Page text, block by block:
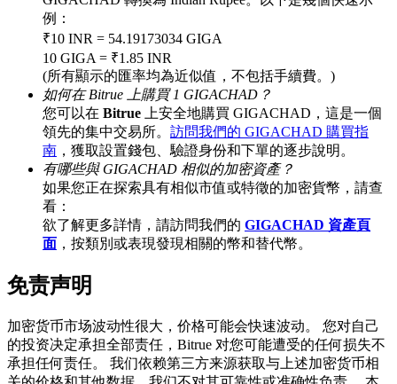
BTC 專享獎勵
充值並交易BTC瓜分 25,000 USDT 獎池！
充值CASHCAT & 赢取
瓜分 500000 CASHCAT 獎池
BitMart 用戶遷移專享
註冊&交易贏 500,000 USDT
例：
₹10 INR = 54.19173034 GIGA
10 GIGA = ₹1.85 INR
(所有顯示的匯率均為近似值，不包括手續費。)
如何在 Bitrue 上購買 1 GIGACHAD？
您可以在 Bitrue 上安全地購買 GIGACHAD，這是一個
領先的集中交易所。 訪問我們的 GIGACHAD 購買指
南 ，獲取設置錢包、驗證身份和下單的逐步說明。
有哪些與 GIGACHAD 相似的加密資產？
如果您正在探索具有相似市值或特徵的加密貨幣，請查
看：
欲了解更多詳情，請訪問我們的 GIGACHAD 資產頁
面 ，按類別或表現發現相關的幣和替代幣。
免责声明
加密货币市场波动性很大，价格可能会快速波动。 您对自己
的投资决定承担全部责任，Bitrue 对您可能遭受的任何损失不
承担任何责任。 我们依赖第三方来源获取与上述加密货币相